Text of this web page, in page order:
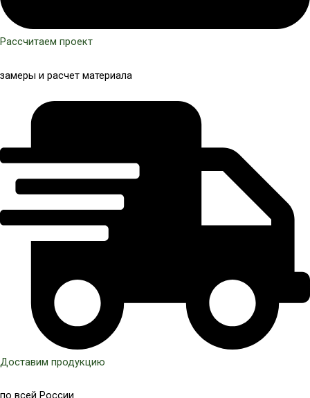
Рассчитаем проект
замеры и расчет материала
Доставим продукцию
по всей России